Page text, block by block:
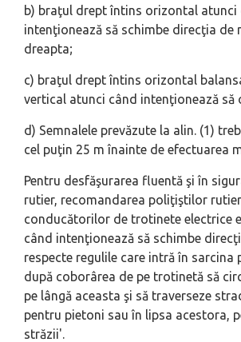
b) braţul drept întins orizontal atunci
intenţionează să schimbe direcţia de
dreapta;
c) braţul drept întins orizontal
vertical atunci când intenţionează să
d) Semnalele prevăzute la alin. (1)
cel puţin 25 m înainte de efectuarea
Pentru desfăşurarea fluentă şi în
rutier, recomandarea poliţiştilor
conducătorilor de trotinete electrice
când intenţionează să schimbe
respecte regulile care intră în
după coborârea de pe trotinetă să
pe lângă aceasta şi să traverseze
pentru pietoni sau în lipsa acestora,
străzii'.